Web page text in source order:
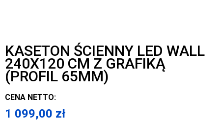
KASETON ŚCIENNY LED WALL
240X120 CM Z GRAFIKĄ
(PROFIL 65MM)
CENA NETTO:
1 099,00 zł